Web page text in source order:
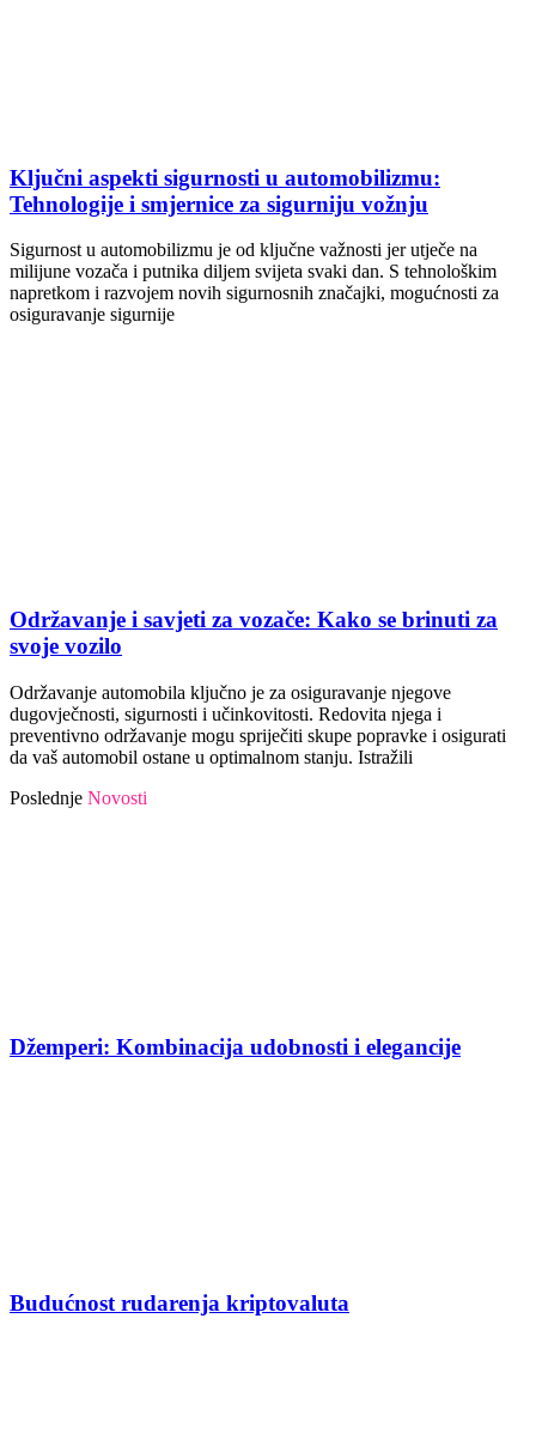
Ključni aspekti sigurnosti u automobilizmu:
Tehnologije i smjernice za sigurniju vožnju
Sigurnost u automobilizmu je od ključne važnosti jer utječe na
milijune vozača i putnika diljem svijeta svaki dan. S tehnološkim
napretkom i razvojem novih sigurnosnih značajki, mogućnosti za
osiguravanje sigurnije
Održavanje i savjeti za vozače: Kako se brinuti za
svoje vozilo
Održavanje automobila ključno je za osiguravanje njegove
dugovječnosti, sigurnosti i učinkovitosti. Redovita njega i
preventivno održavanje mogu spriječiti skupe popravke i osigurati
da vaš automobil ostane u optimalnom stanju. Istražili
Poslednje Novosti
Džemperi: Kombinacija udobnosti i elegancije
Budućnost rudarenja kriptovaluta